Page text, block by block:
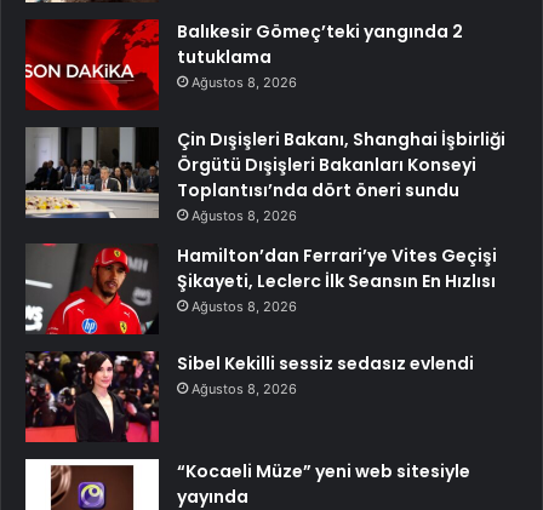
Balıkesir Gömeç’teki yangında 2
tutuklama
Ağustos 8, 2026
Çin Dışişleri Bakanı, Shanghai İşbirliği
Örgütü Dışişleri Bakanları Konseyi
Toplantısı’nda dört öneri sundu
Ağustos 8, 2026
Hamilton’dan Ferrari’ye Vites Geçişi
Şikayeti, Leclerc İlk Seansın En Hızlısı
Ağustos 8, 2026
Sibel Kekilli sessiz sedasız evlendi
Ağustos 8, 2026
“Kocaeli Müze” yeni web sitesiyle
yayında